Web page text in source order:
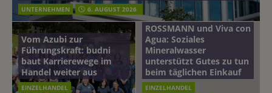
UNTERNEHMEN 6. AUGUST 2026
Vom Azubi zur
Führungskraft: budni
baut Karrierewege im
Handel weiter aus
EINZELHANDEL
ROSSMANN und Viva con
Agua: Soziales
Mineralwasser
unterstützt Gutes zu tun
beim täglichen Einkauf
EINZELHANDEL